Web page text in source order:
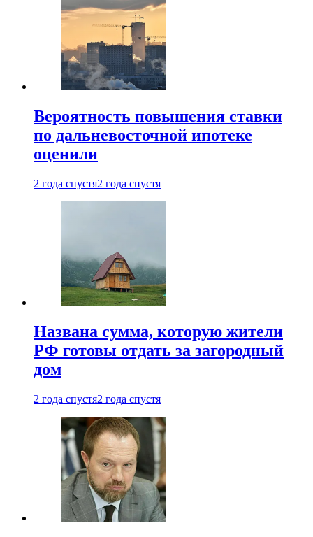
Вероятность повышения ставки
по дальневосточной ипотеке
оценили
2 года спустя2 года спустя
Названа сумма, которую жители
РФ готовы отдать за загородный
дом
2 года спустя2 года спустя